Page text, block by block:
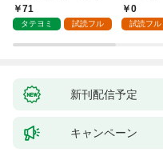
71
タテヨミ 試読フル
話0
試読フル
新刊配信予定
キャンペーン